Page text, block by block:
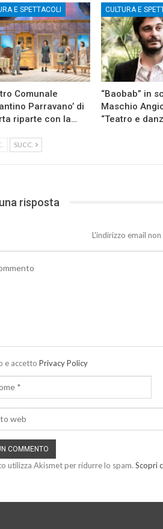
E SPETTACOLI
Comunale
Parravano’ di
riparte con la…
CULTURA E
“Baobab” in
Maschio
“Teatro e
SUCC.
risposta
L'indirizzo email
e accetto Privacy Policy
utilizza Akismet per ridurre lo spam. Scopri